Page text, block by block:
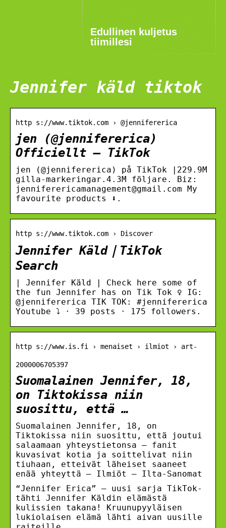
Edullinen kuljetus
tiimillesi
Jennifer käld tiktok
http s://www.tiktok.com › @jennifererica
jen (@jennifererica)
Officiellt – TikTok
jen (@jennifererica) på TikTok |229.9M
gilla-markeringar.4.3M följare. Biz:
jenniferericamanagement@gmail.com My
favourite products ⬇️.
http s://www.tiktok.com › Discover
Jennifer Käld｜TikTok
Search
| Jennifer Käld | Check here some of
the fun Jennifer has on Tik Tok ‍♀️ IG:
@jennifererica TIK TOK: #jennifererica
Youtube ⤵️ · 39 posts · 175 followers.
http s://www.is.fi › menaiset › ilmiot › art-
2000006705397
Suomalainen Jennifer, 18,
on Tiktokissa niin
suosittu, että …
Suomalainen Jennifer, 18, on
Tiktokissa niin suosittu, että joutui
salaamaan yhteystietonsa – fanit
kuvasivat kotia ja soittelivat niin
tiuhaan, etteivät läheiset saaneet
enää yhteyttä – Ilmiöt – Ilta-Sanomat
“Jennifer Erica” – uusi sarja TikTok-
tähti Jennifer Käldin elämästä
kulissien takana! Kruunupyyläisen
lukiolaisen elämä lähti aivan uusille